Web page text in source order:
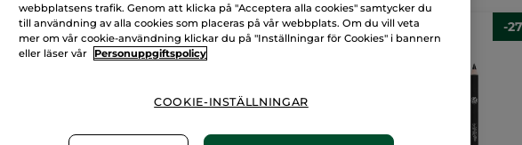
-
webbplatsens trafik. Genom att klicka på "Acceptera alla cookies" samtycker du
till användning av alla cookies som placeras på vår webbplats. Om du vill veta
mer om vår cookie-användning klickar du på "Inställningar för Cookies" i bannern
eller läser vår
Personuppgiftspolicy
COOKIE-INSTÄLLNINGAR